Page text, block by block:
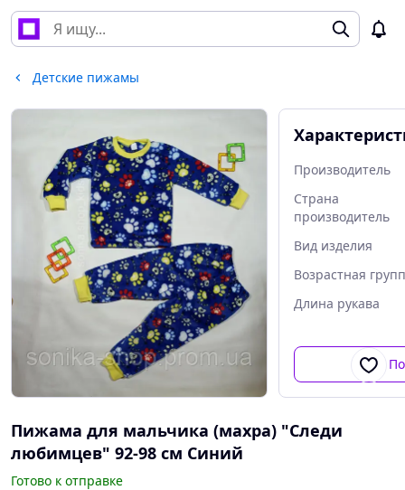
Детские пижамы
Производитель
Страна
производитель
Вид изделия
Возрастная
Длина рукава
Пижама для мальчика (махра) "Следи
любимцев" 92-98 см Синий
Готово к отправке